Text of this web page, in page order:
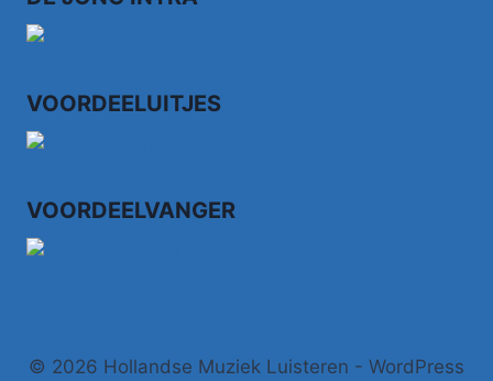
VOORDEELUITJES
VOORDEELVANGER
© 2026 Hollandse Muziek Luisteren - WordPress